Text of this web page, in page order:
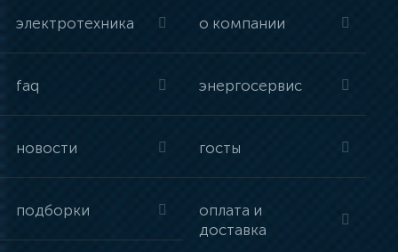
электротехника о компании
faq энергосервис
новости госты
подборки
оплата и
доставка